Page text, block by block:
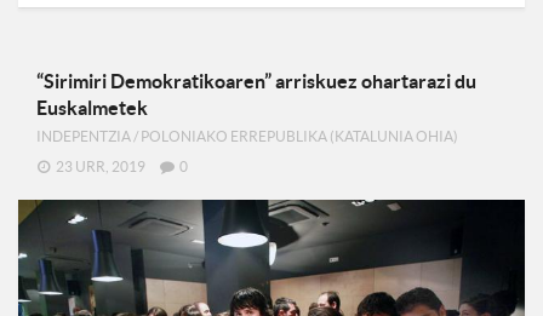
“Sirimiri Demokratikoaren” arriskuez ohartarazi du
Euskalmetek
INDEPENTZIA / POLONIAKO ERREPUBLIKA (KATALUNIA OHIA)
23 URR, 2019
0